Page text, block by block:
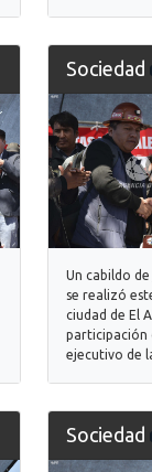
Sociedad
Un cabildo
se realizó
ciudad de El
participación
ejecutivo de
Sociedad